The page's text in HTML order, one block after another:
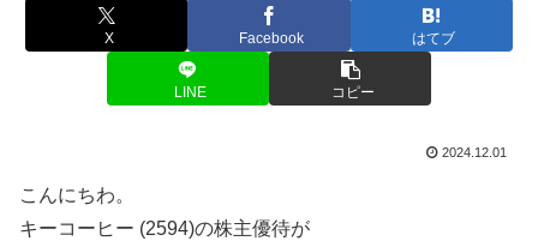
X Facebook はてブ
LINE コピー
2024.12.01
こんにちわ。
キーコーヒー (2594)の株主優待が